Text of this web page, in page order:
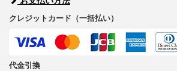
クレジットカード（一括払い）
代金引換